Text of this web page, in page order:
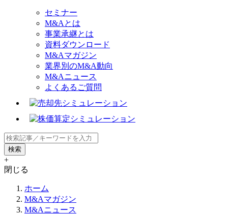
セミナー
M&Aとは
事業承継とは
資料ダウンロード
M&Aマガジン
業界別のM&A動向
M&Aニュース
よくあるご質問
+
閉じる
ホーム
M&Aマガジン
M&Aニュース